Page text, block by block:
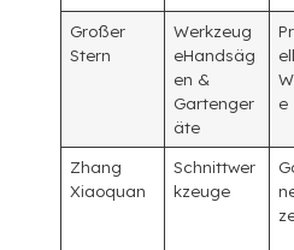
Großer
Stern
Werkzeug
eHandsäg
en &
Gartenger
äte
e
Zhang
Xiaoquan
Schnittwer
kzeuge